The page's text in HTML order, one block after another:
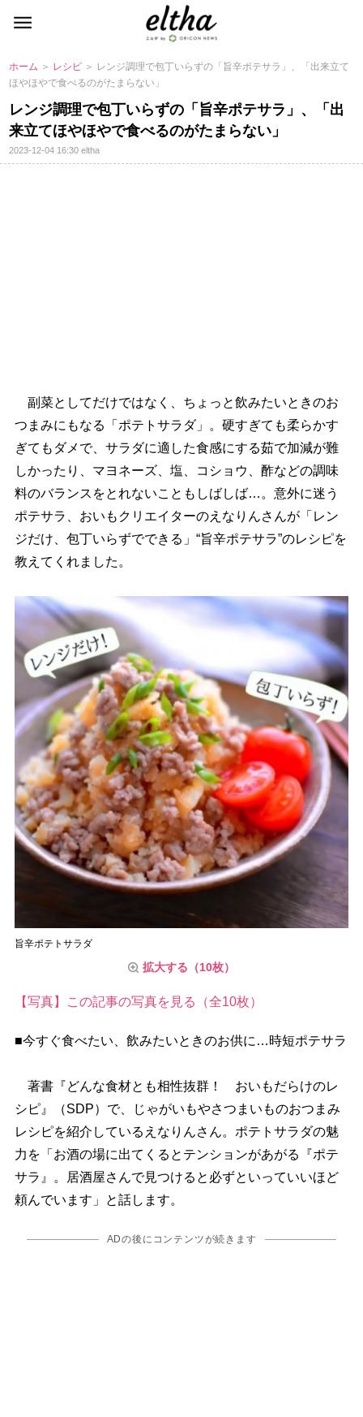
ホーム ＞ レシピ ＞ レンジ調理で包丁いらずの「旨辛ポテサラ」、「出来立て
ほやほやで食べるのがたまらない」
レンジ調理で包丁いらずの「旨辛ポテサラ」、「出
来立てほやほやで食べるのがたまらない」
2023-12-04 16:30eltha
副菜としてだけではなく、ちょっと飲みたいときのお
つまみにもなる「ポテトサラダ」。硬すぎても柔らかす
ぎてもダメで、サラダに適した食感にする茹で加減が難
しかったり、マヨネーズ、塩、コショウ、酢などの調味
料のバランスをとれないこともしばしば…。意外に迷う
ポテサラ、おいもクリエイターのえなりんさんが「レン
ジだけ、包丁いらずでできる」“旨辛ポテサラ”のレシピを
教えてくれました。
旨辛ポテトサラダ
拡大する（10枚）
【写真】この記事の写真を見る（全10枚）
■今すぐ食べたい、飲みたいときのお供に…時短ポテサラ
著書『どんな食材とも相性抜群！ おいもだらけのレ
シピ』（SDP）で、じゃがいもやさつまいものおつまみ
レシピを紹介しているえなりんさん。ポテトサラダの魅
力を「お酒の場に出てくるとテンションがあがる『ポテ
サラ』。居酒屋さんで見つけると必ずといっていいほど
頼んでいます」と話します。
ADの後にコンテンツが続きます